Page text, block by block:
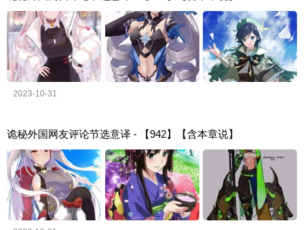
2023-10-31
诡秘外国网友评论节选意译 - 【942】【含本章说】